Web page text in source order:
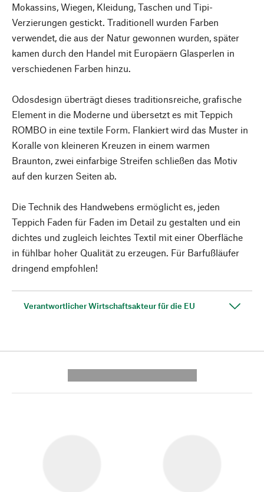
Mokassins, Wiegen, Kleidung, Taschen und Tipi-
Verzierungen gestickt. Traditionell wurden Farben
verwendet, die aus der Natur gewonnen wurden, später
kamen durch den Handel mit Europäern Glasperlen in
verschiedenen Farben hinzu.
Odosdesign überträgt dieses traditionsreiche, grafische
Element in die Moderne und übersetzt es mit Teppich
ROMBO in eine textile Form. Flankiert wird das Muster in
Koralle von kleineren Kreuzen in einem warmen
Braunton, zwei einfarbige Streifen schließen das Motiv
auf den kurzen Seiten ab.
Die Technik des Handwebens ermöglicht es, jeden
Teppich Faden für Faden im Detail zu gestalten und ein
dichtes und zugleich leichtes Textil mit einer Oberfläche
in fühlbar hoher Qualität zu erzeugen. Für Barfußläufer
dringend empfohlen!
Verantwortlicher Wirtschaftsakteur für die EU